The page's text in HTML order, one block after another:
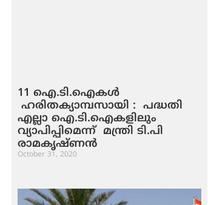
11 ഐ.ടി.ഐകൾ
ഹരിതക്യാമ്പസായി : പദ്ധതി
എല്ലാ ഐ.ടി.ഐകളിലും
വ്യാപിപ്പിമെന്ന് മന്ത്രി ടി.പി
രാമകൃഷ്ണൻ
October 31, 2020